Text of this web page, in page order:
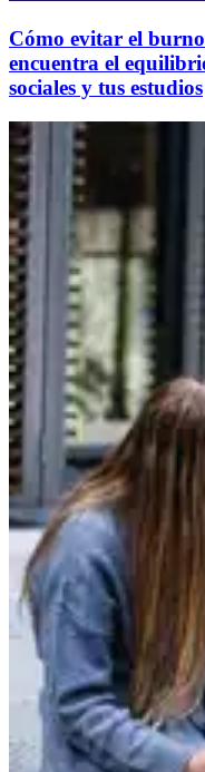
Cómo evitar el
encuentra el
sociales y tus estudios